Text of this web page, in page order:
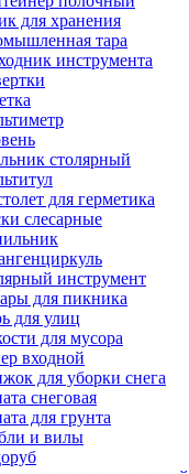
для хранения
тара
инструмента
столярный
для герметика
слесарные
инструмент
для пикника
для улиц
для мусора
входной
для уборки снега
снеговая
для грунта
и вилы